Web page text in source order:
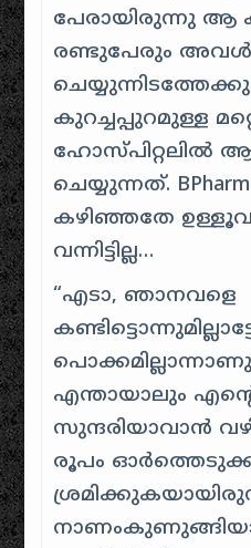
പേരായിരുന്നു ആ
രണ്ടുപേരും അവള്‍
കുറച്ചപ്പുറമുള്ള
ഹോസ്പിറ്റലില്‍
ചെയ്യുന്നത്.
കഴിഞ്ഞതേ
വന്നിട്ടില്ല…
“എടാ, ഞാനവളെ
എന്തായാലും
സുന്ദരിയാവാന്‍
രൂപം